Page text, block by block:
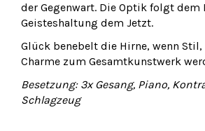
der Gegenwart. Die Optik folgt dem
Geisteshaltung dem Jetzt.
Glück benebelt die Hirne, wenn
Charme zum Gesamtkunstwerk
Besetzung: 3x Gesang, Piano,
Schlagzeug